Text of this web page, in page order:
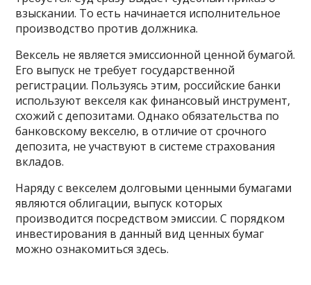
взыскании. То есть начинается исполнительное
производство против должника.
Вексель не является эмиссионной ценной бумагой.
Его выпуск не требует государственной
регистрации. Пользуясь этим, российские банки
используют векселя как финансовый инструмент,
схожий с депозитами. Однако обязательства по
банковскому векселю, в отличие от срочного
депозита, не участвуют в системе страхования
вкладов.
Наряду с векселем долговыми ценными бумагами
являются облигации, выпуск которых
производится посредством эмиссии. С порядком
инвестирования в данный вид ценных бумаг
можно ознакомиться здесь.